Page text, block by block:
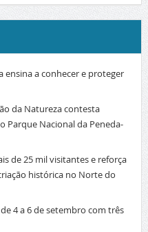
ensina a conhecer e proteger
da Natureza contesta
Parque Nacional da Peneda-
de 25 mil visitantes e reforça
histórica no Norte do
4 a 6 de setembro com três